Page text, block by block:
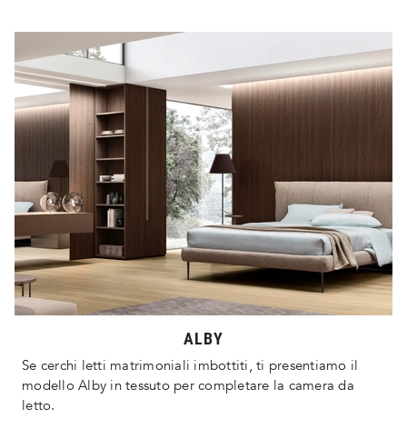
ALBY
Se cerchi letti matrimoniali imbottiti, ti presentiamo il
modello Alby in tessuto per completare la camera da
letto.